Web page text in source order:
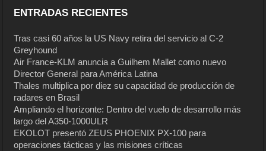
ENTRADAS RECIENTES
Tras casi 60 años la US Navy retira del servicio al C-2
Greyhound
Air France-KLM anuncia a Guilhem Mallet como nuevo
Director General para América Latina
Thales multiplica por diez su capacidad de producción de
radares en Brasil
Ampliando el horizonte: Dentro del vuelo de desarrollo más
largo del A350-1000ULR
EKOLOT presentó ZEUS PHOENIX PX-100 para
operaciones tácticas y las misiones críticas